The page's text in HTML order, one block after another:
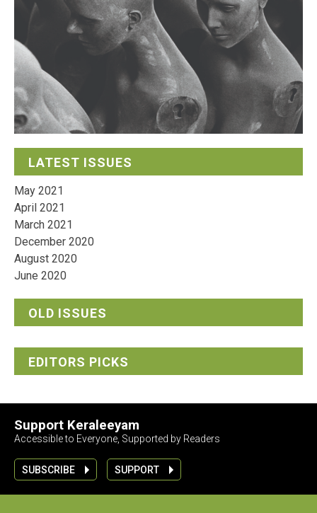
LATEST ISSUES
May 2021
April 2021
March 2021
December 2020
August 2020
June 2020
OLD ISSUES
EDITORS PICKS
Support Keraleeyam
Accessible to Everyone, Supported by Readers
SUBSCRIBE SUPPORT